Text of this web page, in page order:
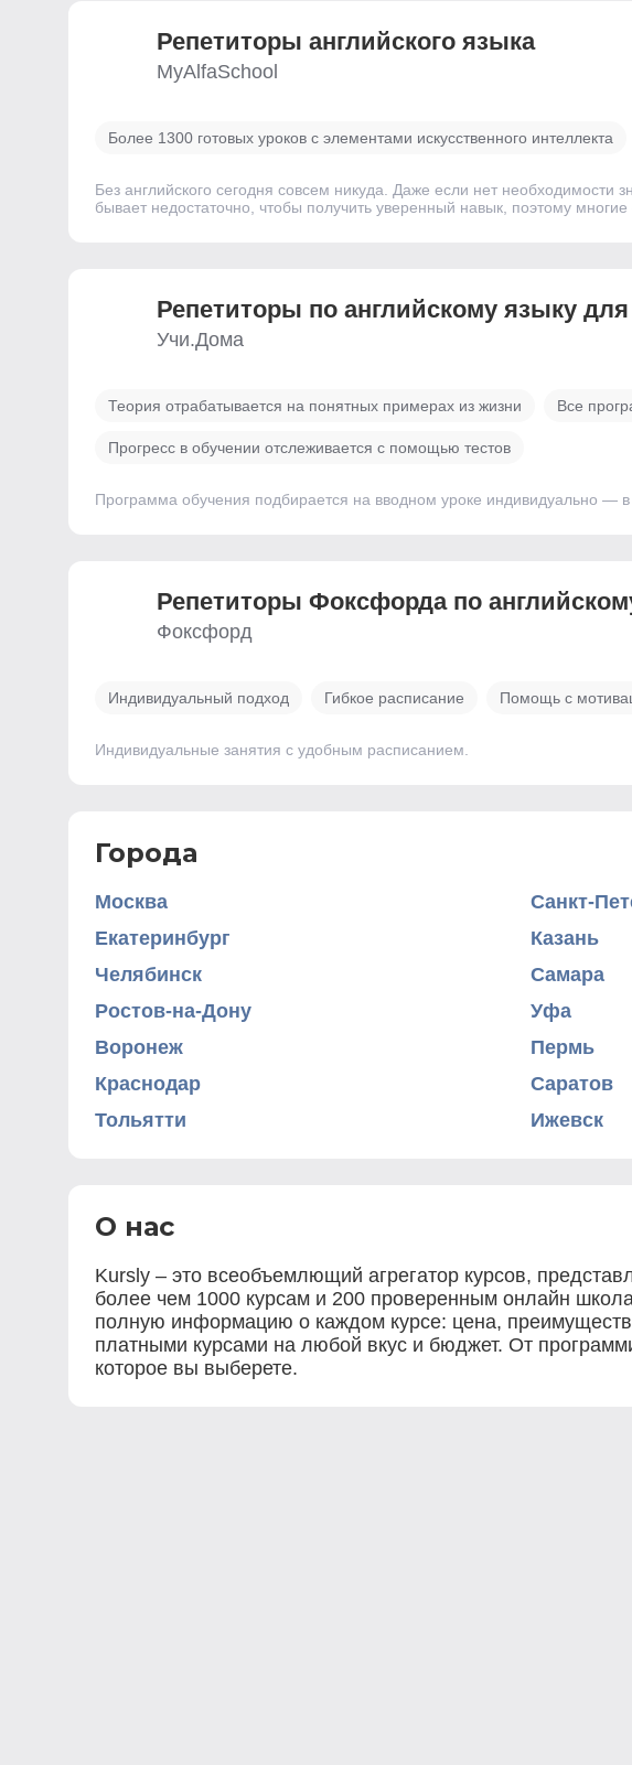
Репетиторы английского языка
MyAlfaSchool
Более 1300 готовых уроков с элементами искусственного интеллекта
Без английского сегодня совсем никуда. Даже если нет
бывает недостаточно, чтобы получить уверенный навык, поэтому
Репетиторы по английскому языку для
Учи.Дома
Теория отрабатывается на понятных примерах из жизни Все
Прогресс в обучении отслеживается с помощью тестов
Программа обучения подбирается на вводном уроке индивидуально —
Репетиторы Фоксфорда по
Фоксфорд
Индивидуальный подход Гибкое расписание Помощь с
Индивидуальные занятия с удобным расписанием.
Города
Москва Санкт-
Екатеринбург
Казань
Челябинск
Самара
Ростов-на-Дону
Уфа
Воронеж
Пермь
Краснодар
Саратов
Тольятти
Ижевск
О нас
Kursly – это всеобъемлющий агрегатор курсов,
более чем 1000 курсам и 200 проверенным онлайн
полную информацию о каждом курсе: цена,
платными курсами на любой вкус и бюджет. От
которое вы выберете.